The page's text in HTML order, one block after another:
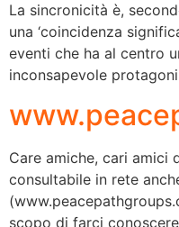
La sincronicità è,
una ‘coincidenza
eventi che ha al centro
inconsapevole
Care amiche, cari amici
consultabile in rete
scopo di farci